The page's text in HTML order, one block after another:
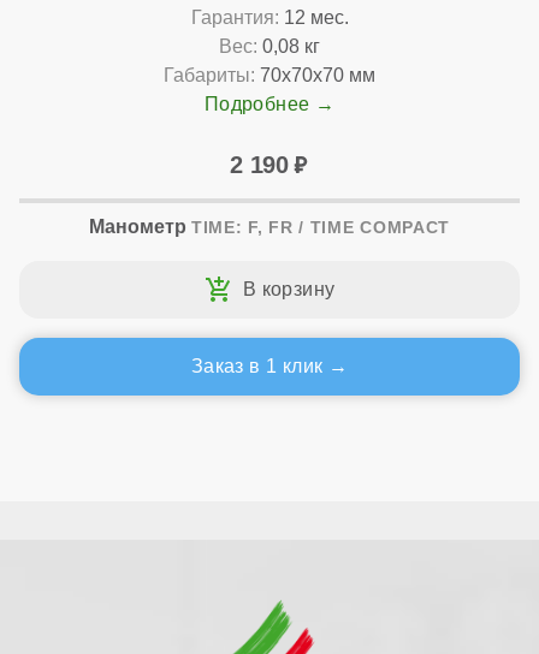
Гарантия: 12 мес.
Вес: 0,08 кг
Габариты: 70x70x70 мм
Подробнее
2 190
Манометр TIME: F, FR / TIME COMPACT
Заказ в 1 клик